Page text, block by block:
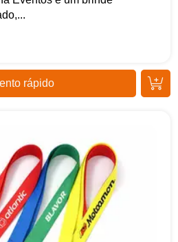
rápido